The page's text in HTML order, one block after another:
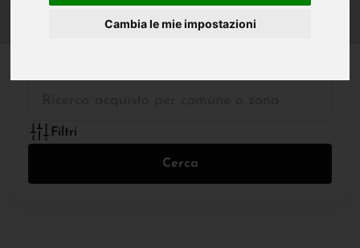
Cambia le mie impostazioni
Filtri
Cerca